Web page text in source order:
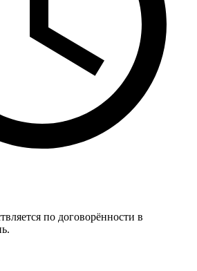
по договорённости в